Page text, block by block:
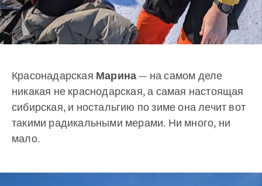
Красонадарская Марина— на самом деле
никакая не краснодарская, а самая настоящая
сибирская, и ностальгию по зиме она лечит вот
такими радикальными мерами. Ни много, ни
мало.